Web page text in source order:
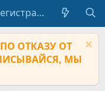
Регистрация
ОТКАЗУ ОТ
МЫ